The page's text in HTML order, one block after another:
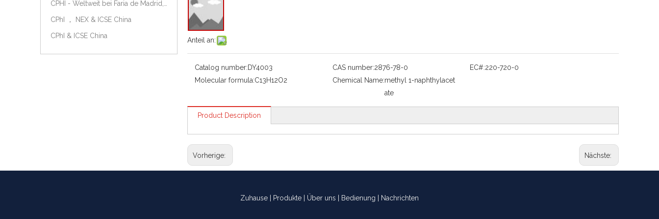
CPhI ， NEX & ICSE China
CPhI & ICSE China
Anteil an:
Catalog number:DY4003 CAS number:2876-78-0 EC#:220-720-0
Molecular formula:C13H12O2 Chemical Name:methyl 1-naphthylacet
ate
Product Description
Vorherige: Nächste:
Zuhause Produkte Über uns Bedienung Nachrichten